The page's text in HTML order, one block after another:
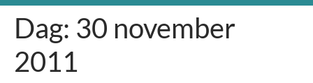
Dag: 30 november
2011